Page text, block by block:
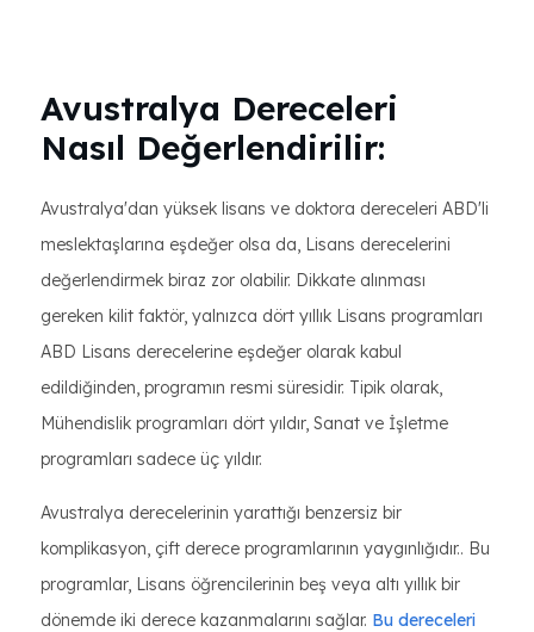
Avustralya Dereceleri
Nasıl Değerlendirilir:
Avustralya'dan yüksek lisans ve doktora dereceleri ABD'li
meslektaşlarına eşdeğer olsa da, Lisans derecelerini
değerlendirmek biraz zor olabilir. Dikkate alınması
gereken kilit faktör, yalnızca dört yıllık Lisans programları
ABD Lisans derecelerine eşdeğer olarak kabul
edildiğinden, programın resmi süresidir. Tipik olarak,
Mühendislik programları dört yıldır, Sanat ve İşletme
programları sadece üç yıldır.
Avustralya derecelerinin yarattığı benzersiz bir
komplikasyon, çift derece programlarının yaygınlığıdır.. Bu
programlar, Lisans öğrencilerinin beş veya altı yıllık bir
dönemde iki derece kazanmalarını sağlar. Bu dereceleri